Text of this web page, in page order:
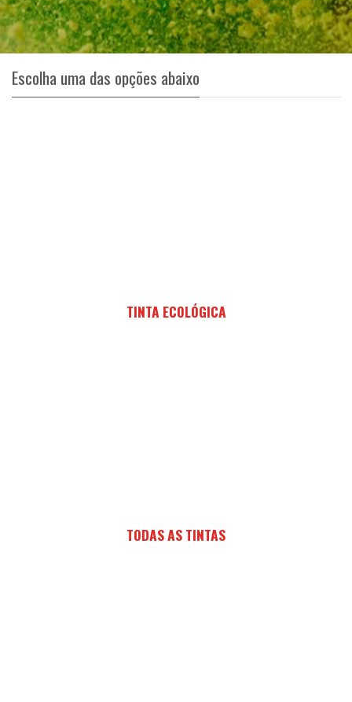
Escolha uma das opções abaixo
TINTA ECOLÓGICA
TODAS AS TINTAS